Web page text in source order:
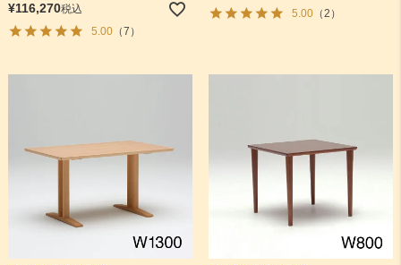
¥116,270税込
5.00（7）
5.00（2）